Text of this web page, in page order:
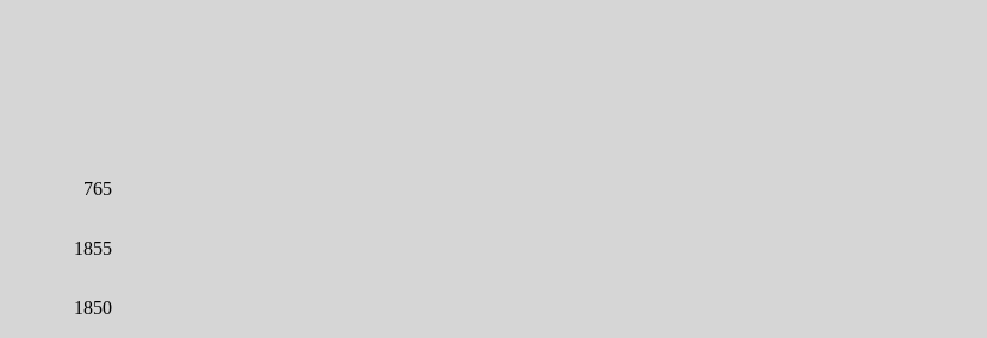
765
1855
1850